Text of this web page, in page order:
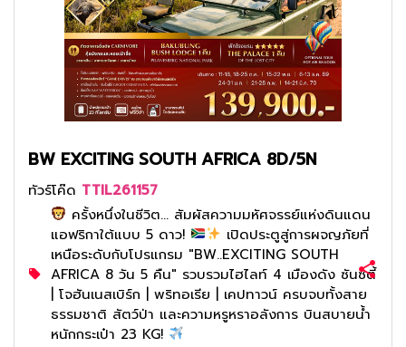
BW EXCITING SOUTH AFRICA 8D/5N
ทัวร์โค๊ด TTIL261157
ครั้งหนึ่งในชีวิต... สัมผัสความมหัศจรรย์แห่งดินแดน
แอฟริกาใต้แบบ 5 ดาว!
เปิดประตูสู่การผจญภัยที่
เหนือระดับกับโปรแกรม "BW..EXCITING SOUTH
AFRICA 8 วัน 5 คืน" รวบรวมไฮไลท์ 4 เมืองดัง ซันซิตี้
| โจฮันเนสเบิร์ก | พริทอเรีย | เคปทาวน์ ครบจบทั้งสาย
ธรรมชาติ สัตว์ป่า และความหรูหราอลังการ บินสบายน้ำ
หนักกระเป๋า 23 KG!